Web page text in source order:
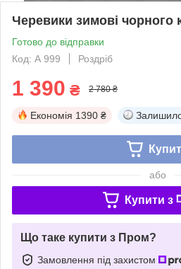
Черевики зимові чорного
Готово до відправки
Код: А 999
Роздріб
1 390 ₴ 2 780 ₴
Економія 1390 ₴
або
Купити з
Що таке купити з Пром?
Замовлення під захистом